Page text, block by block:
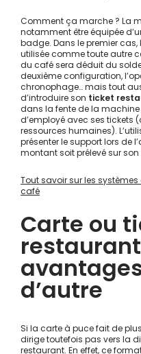
Comment ça marche ? La
notamment être équipée
badge. Dans le premier
utilisée comme toute autre
du café sera déduit du
deuxième configuration,
chronophage… mais tout
d’introduire son ticket
dans la fente de la
d’employé avec ses tickets
ressources humaines).
présenter le support lors de
montant soit prélevé sur
Tout savoir sur les
café
Carte ou
d’autre
Si la carte à puce fait de
dirige toutefois pas vers la
restaurant. En effet, ce